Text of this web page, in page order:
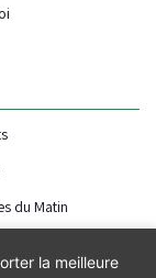
du Matin
la meilleure